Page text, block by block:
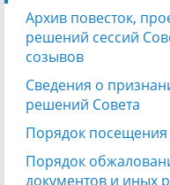
Архив повесток,
решений сессий
созывов
Сведения о
решений Совета
Порядок
Порядок
документов и иных